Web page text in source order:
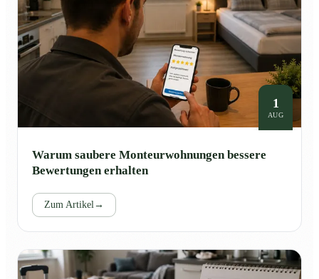
1
AUG
Warum saubere Monteurwohnungen bessere
Bewertungen erhalten
Zum Artikel→